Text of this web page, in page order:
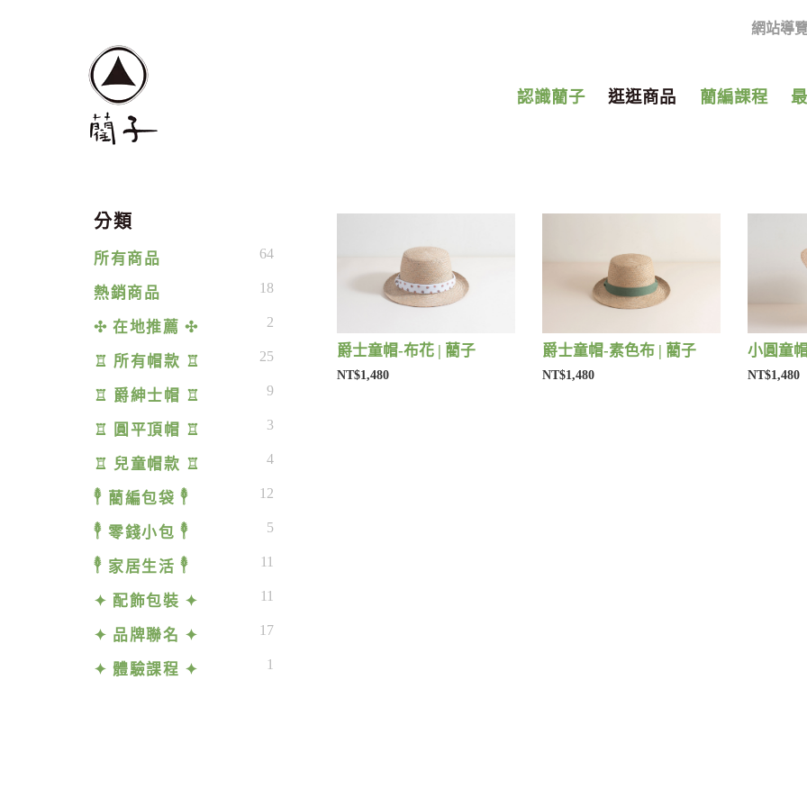
網站導
認識藺子 逛逛商品 藺編課程
分類
所有商品 64
熱銷商品 18
✣ 在地推薦 ✣ 2
♖ 所有帽款 ♖ 25
♖ 爵紳士帽 ♖ 9
♖ 圓平頂帽 ♖ 3
♖ 兒童帽款 ♖ 4
𓇣 藺編包袋 𓇣 12
𓇣 零錢小包 𓇣 5
𓇣 家居生活 𓇣 11
✦ 配飾包裝 ✦ 11
✦ 品牌聯名 ✦ 17
✦ 體驗課程 ✦ 1
爵士童帽-布花 | 藺子
NT$1,480
爵士童帽-素色布 | 藺子
NT$1,480
小圓童
NT$1,480